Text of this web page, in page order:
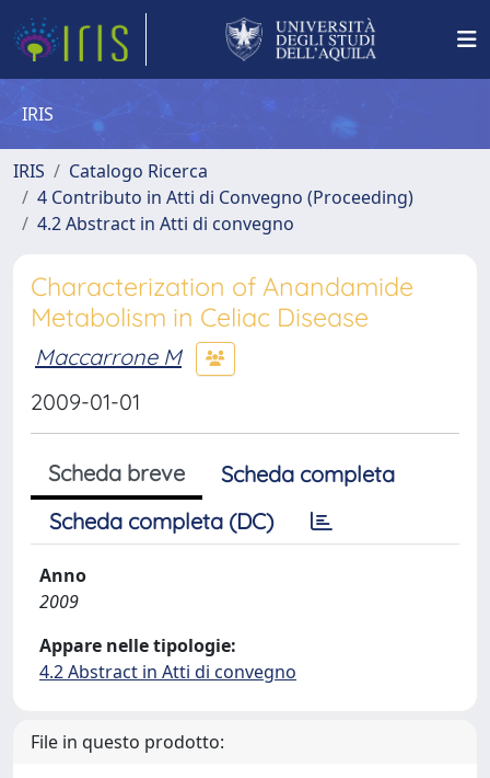
IRIS
IRIS
Catalogo Ricerca
4 Contributo in Atti di Convegno (Proceeding)
4.2 Abstract in Atti di convegno
Characterization of Anandamide
Metabolism in Celiac Disease
Maccarrone M
2009-01-01
Scheda breve
Scheda completa
Scheda completa (DC)
Anno
2009
Appare nelle tipologie:
4.2 Abstract in Atti di convegno
File in questo prodotto: